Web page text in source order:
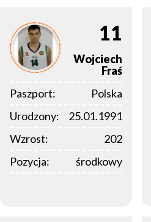
11
Wojciech
Fraś
Paszport:
Polska
Urodzony:
25.01.1991
Wzrost:
202
Pozycja:
środkowy